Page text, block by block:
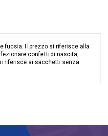
fucsia. Il prezzo si riferisce alla
confetti di nascita,
riferisce ai sacchetti senza